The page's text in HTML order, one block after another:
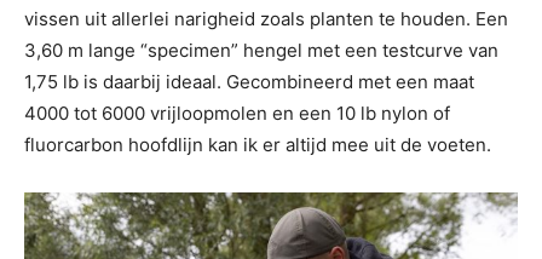
vissen uit allerlei narigheid zoals planten te houden. Een
3,60 m lange “specimen” hengel met een testcurve van
1,75 lb is daarbij ideaal. Gecombineerd met een maat
4000 tot 6000 vrijloopmolen en een 10 lb nylon of
fluorcarbon hoofdlijn kan ik er altijd mee uit de voeten.